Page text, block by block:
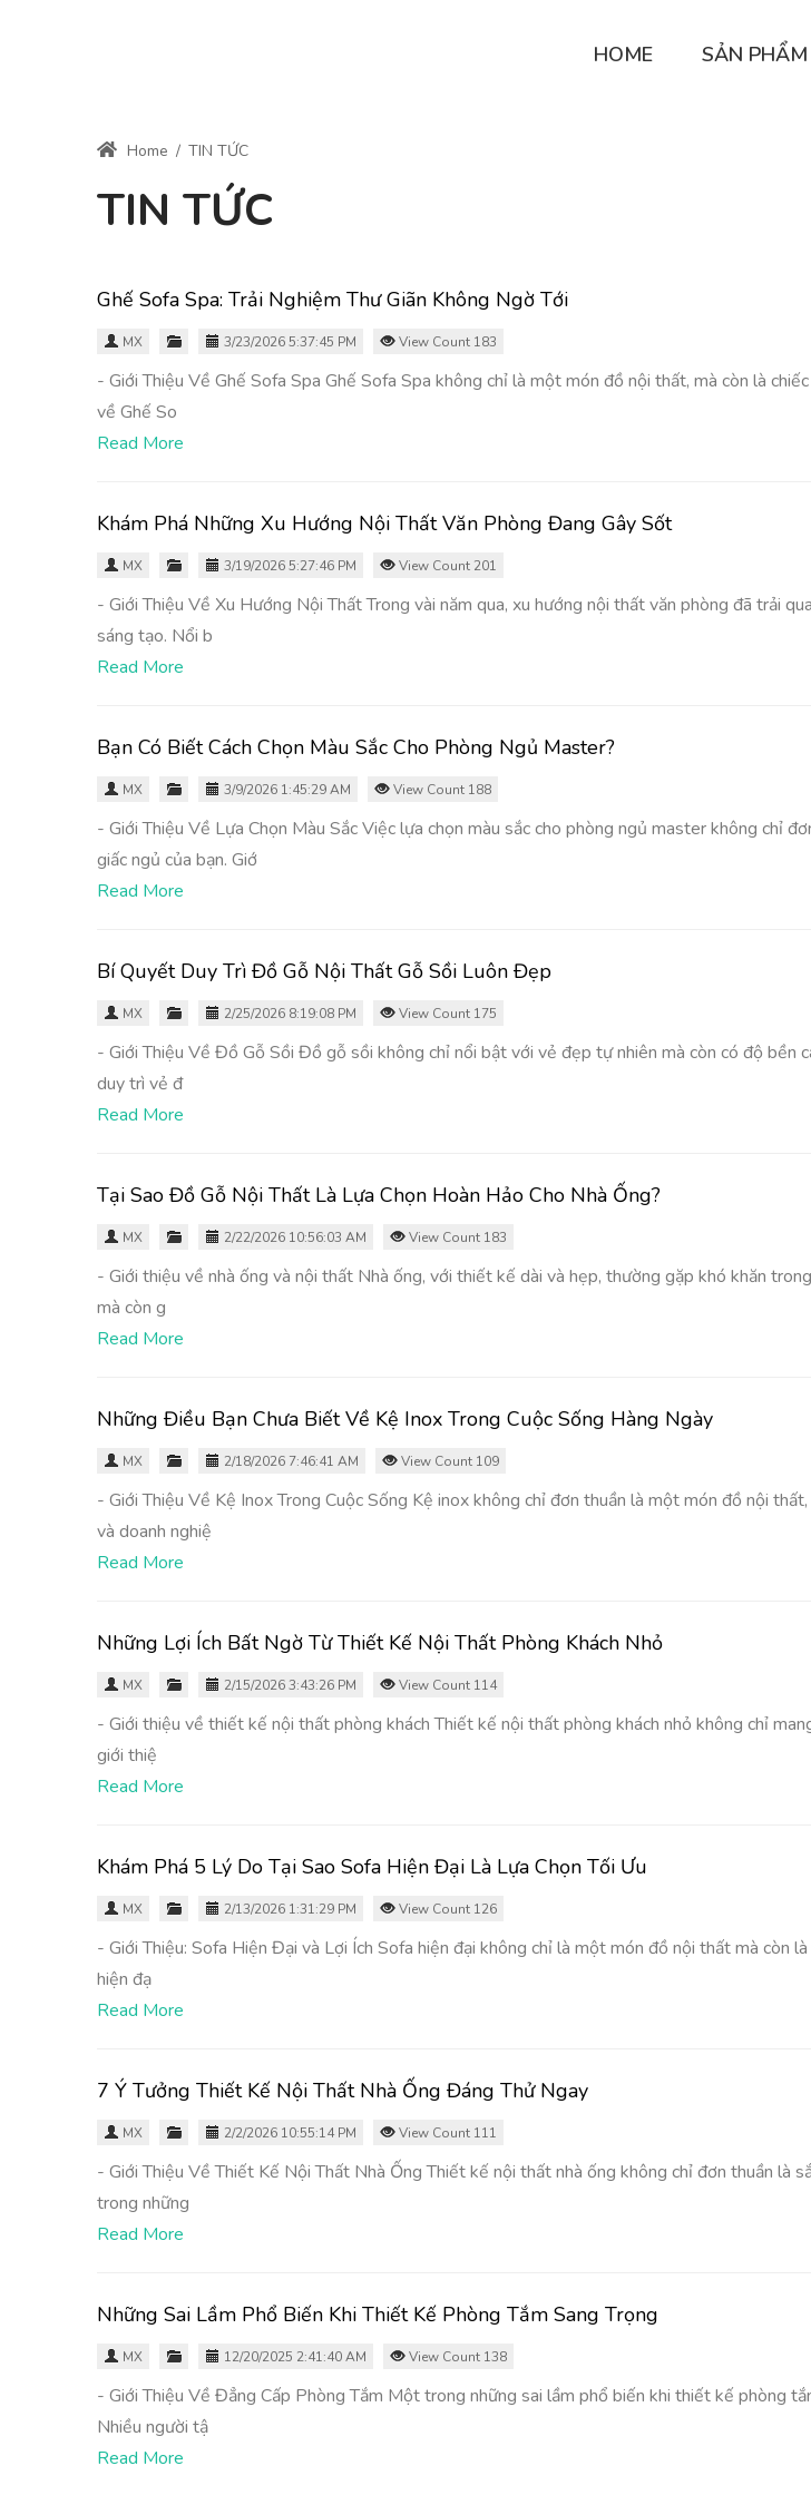
HOME SẢN PHẨM
Home / TIN TỨC
TIN TỨC
Ghế Sofa Spa: Trải Nghiệm Thư Giãn Không Ngờ Tới
MX 3/23/2026 5:37:45 PM View Count 183
- Giới Thiệu Về Ghế Sofa Spa Ghế Sofa Spa không chỉ là một món đồ nội thất, mà còn là
về Ghế So
Read More
Khám Phá Những Xu Hướng Nội Thất Văn Phòng Đang Gây Sốt
MX 3/19/2026 5:27:46 PM View Count 201
- Giới Thiệu Về Xu Hướng Nội Thất Trong vài năm qua, xu hướng nội thất văn phòng đã trải
sáng tạo. Nổi b
Read More
Bạn Có Biết Cách Chọn Màu Sắc Cho Phòng Ngủ Master?
MX 3/9/2026 1:45:29 AM View Count 188
- Giới Thiệu Về Lựa Chọn Màu Sắc Việc lựa chọn màu sắc cho phòng ngủ master không chỉ
giấc ngủ của bạn. Giớ
Read More
Bí Quyết Duy Trì Đồ Gỗ Nội Thất Gỗ Sồi Luôn Đẹp
MX 2/25/2026 8:19:08 PM View Count 175
- Giới Thiệu Về Đồ Gỗ Sồi Đồ gỗ sồi không chỉ nổi bật với vẻ đẹp tự nhiên mà còn có độ
duy trì vẻ đ
Read More
Tại Sao Đồ Gỗ Nội Thất Là Lựa Chọn Hoàn Hảo Cho Nhà Ống?
MX 2/22/2026 10:56:03 AM View Count 183
- Giới thiệu về nhà ống và nội thất Nhà ống, với thiết kế dài và hẹp, thường gặp khó khăn
mà còn g
Read More
Những Điều Bạn Chưa Biết Về Kệ Inox Trong Cuộc Sống Hàng Ngày
MX 2/18/2026 7:46:41 AM View Count 109
- Giới Thiệu Về Kệ Inox Trong Cuộc Sống Kệ inox không chỉ đơn thuần là một món đồ nội
và doanh nghiệ
Read More
Những Lợi Ích Bất Ngờ Từ Thiết Kế Nội Thất Phòng Khách Nhỏ
MX 2/15/2026 3:43:26 PM View Count 114
- Giới thiệu về thiết kế nội thất phòng khách Thiết kế nội thất phòng khách nhỏ không chỉ
giới thiệ
Read More
Khám Phá 5 Lý Do Tại Sao Sofa Hiện Đại Là Lựa Chọn Tối Ưu
MX 2/13/2026 1:31:29 PM View Count 126
- Giới Thiệu: Sofa Hiện Đại và Lợi Ích Sofa hiện đại không chỉ là một món đồ nội thất mà
hiện đạ
Read More
7 Ý Tưởng Thiết Kế Nội Thất Nhà Ống Đáng Thử Ngay
MX 2/2/2026 10:55:14 PM View Count 111
- Giới Thiệu Về Thiết Kế Nội Thất Nhà Ống Thiết kế nội thất nhà ống không chỉ đơn thuần là
trong những
Read More
Những Sai Lầm Phổ Biến Khi Thiết Kế Phòng Tắm Sang Trọng
MX 12/20/2025 2:41:40 AM View Count 138
- Giới Thiệu Về Đẳng Cấp Phòng Tắm Một trong những sai lầm phổ biến khi thiết kế phòng
Nhiều người tậ
Read More